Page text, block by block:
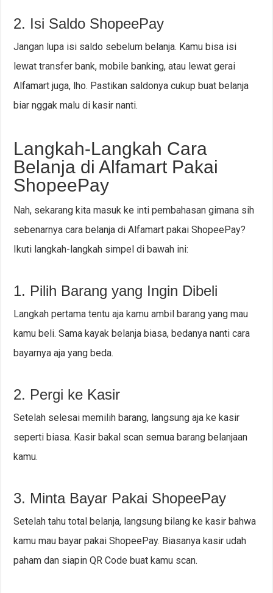
2. Isi Saldo ShopeePay
Jangan lupa isi saldo sebelum belanja. Kamu bisa isi
lewat transfer bank, mobile banking, atau lewat gerai
Alfamart juga, lho. Pastikan saldonya cukup buat belanja
biar nggak malu di kasir nanti.
Langkah-Langkah Cara
Belanja di Alfamart Pakai
ShopeePay
Nah, sekarang kita masuk ke inti pembahasan gimana sih
sebenarnya cara belanja di Alfamart pakai ShopeePay?
Ikuti langkah-langkah simpel di bawah ini:
1. Pilih Barang yang Ingin Dibeli
Langkah pertama tentu aja kamu ambil barang yang mau
kamu beli. Sama kayak belanja biasa, bedanya nanti cara
bayarnya aja yang beda.
2. Pergi ke Kasir
Setelah selesai memilih barang, langsung aja ke kasir
seperti biasa. Kasir bakal scan semua barang belanjaan
kamu.
3. Minta Bayar Pakai ShopeePay
Setelah tahu total belanja, langsung bilang ke kasir bahwa
kamu mau bayar pakai ShopeePay. Biasanya kasir udah
paham dan siapin QR Code buat kamu scan.